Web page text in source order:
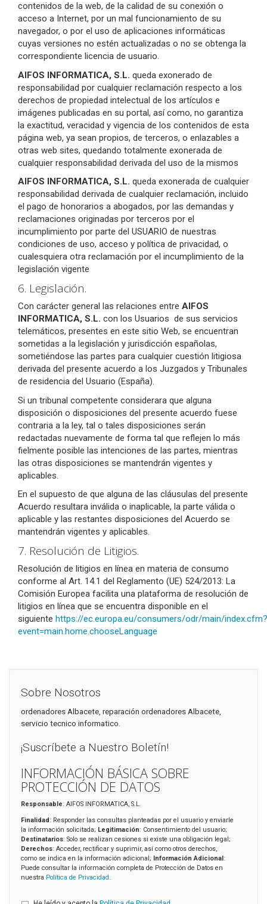
contenidos de la web, de la calidad de su conexión o
acceso a Internet, por un mal funcionamiento de su
navegador, o por el uso de aplicaciones informáticas
cuyas versiones no estén actualizadas o no se obtenga la
correspondiente licencia de usuario.
AIFOS INFORMATICA, S.L. queda exonerado de
responsabilidad por cualquier reclamación respecto a los
derechos de propiedad intelectual de los artículos e
imágenes publicadas en su portal, así como, no garantiza
la exactitud, veracidad y vigencia de los contenidos de esta
página web, ya sean propios, de terceros, o enlazables a
otras web sites, quedando totalmente exonerada de
cualquier responsabilidad derivada del uso de la mismos
AIFOS INFORMATICA, S.L. queda exonerada de cualquier
responsabilidad derivada de cualquier reclamación, incluido
el pago de honorarios a abogados, por las demandas y
reclamaciones originadas por terceros por el
incumplimiento por parte del USUARIO de nuestras
condiciones de uso, acceso y política de privacidad, o
cualesquiera otra reclamación por el incumplimiento de la
legislación vigente
6. Legislación.
Con carácter general las relaciones entre AIFOS
INFORMATICA, S.L. con los Usuarios de sus servicios
telemáticos, presentes en este sitio Web, se encuentran
sometidas a la legislación y jurisdicción españolas,
sometiéndose las partes para cualquier cuestión litigiosa
derivada del presente acuerdo a los Juzgados y Tribunales
de residencia del Usuario (España).
Si un tribunal competente considerara que alguna
disposición o disposiciones del presente acuerdo fuese
contraria a la ley, tal o tales disposiciones serán
redactadas nuevamente de forma tal que reflejen lo más
fielmente posible las intenciones de las partes, mientras
las otras disposiciones se mantendrán vigentes y
aplicables.
En el supuesto de que alguna de las cláusulas del presente
Acuerdo resultara inválida o inaplicable, la parte válida o
aplicable y las restantes disposiciones del Acuerdo se
mantendrán vigentes y aplicables.
7. Resolución de Litigios.
Resolución de litigios en línea en materia de consumo
conforme al Art. 14.1 del Reglamento (UE) 524/2013: La
Comisión Europea facilita una plataforma de resolución de
litigios en línea que se encuentra disponible en el
siguiente https://ec.europa.eu/consumers/odr/main/index.cfm?
event=main.home.chooseLanguage
Sobre Nosotros
ordenadores Albacete, reparación ordenadores Albacete,
servicio tecnico informatico.
¡Suscríbete a Nuestro Boletín!
INFORMACIÓN BÁSICA SOBRE
PROTECCIÓN DE DATOS
Responsable: AIFOS INFORMATICA, S.L.
Finalidad: Responder las consultas planteadas por el usuario y enviarle
la información solicitada; Legitimación: Consentimiento del usuario;
Destinatarios: Solo se realizan cesiones si existe una obligación legal;
Derechos: Acceder, rectificar y suprimir, así como otros derechos,
como se indica en la información adicional; Información Adicional:
Puede consultar la información completa de Protección de Datos en
nuestra Política de Privacidad